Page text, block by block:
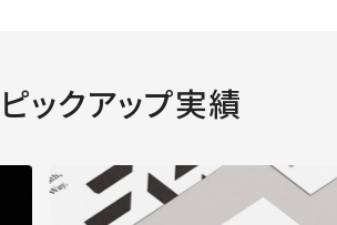
ピックアップ実績